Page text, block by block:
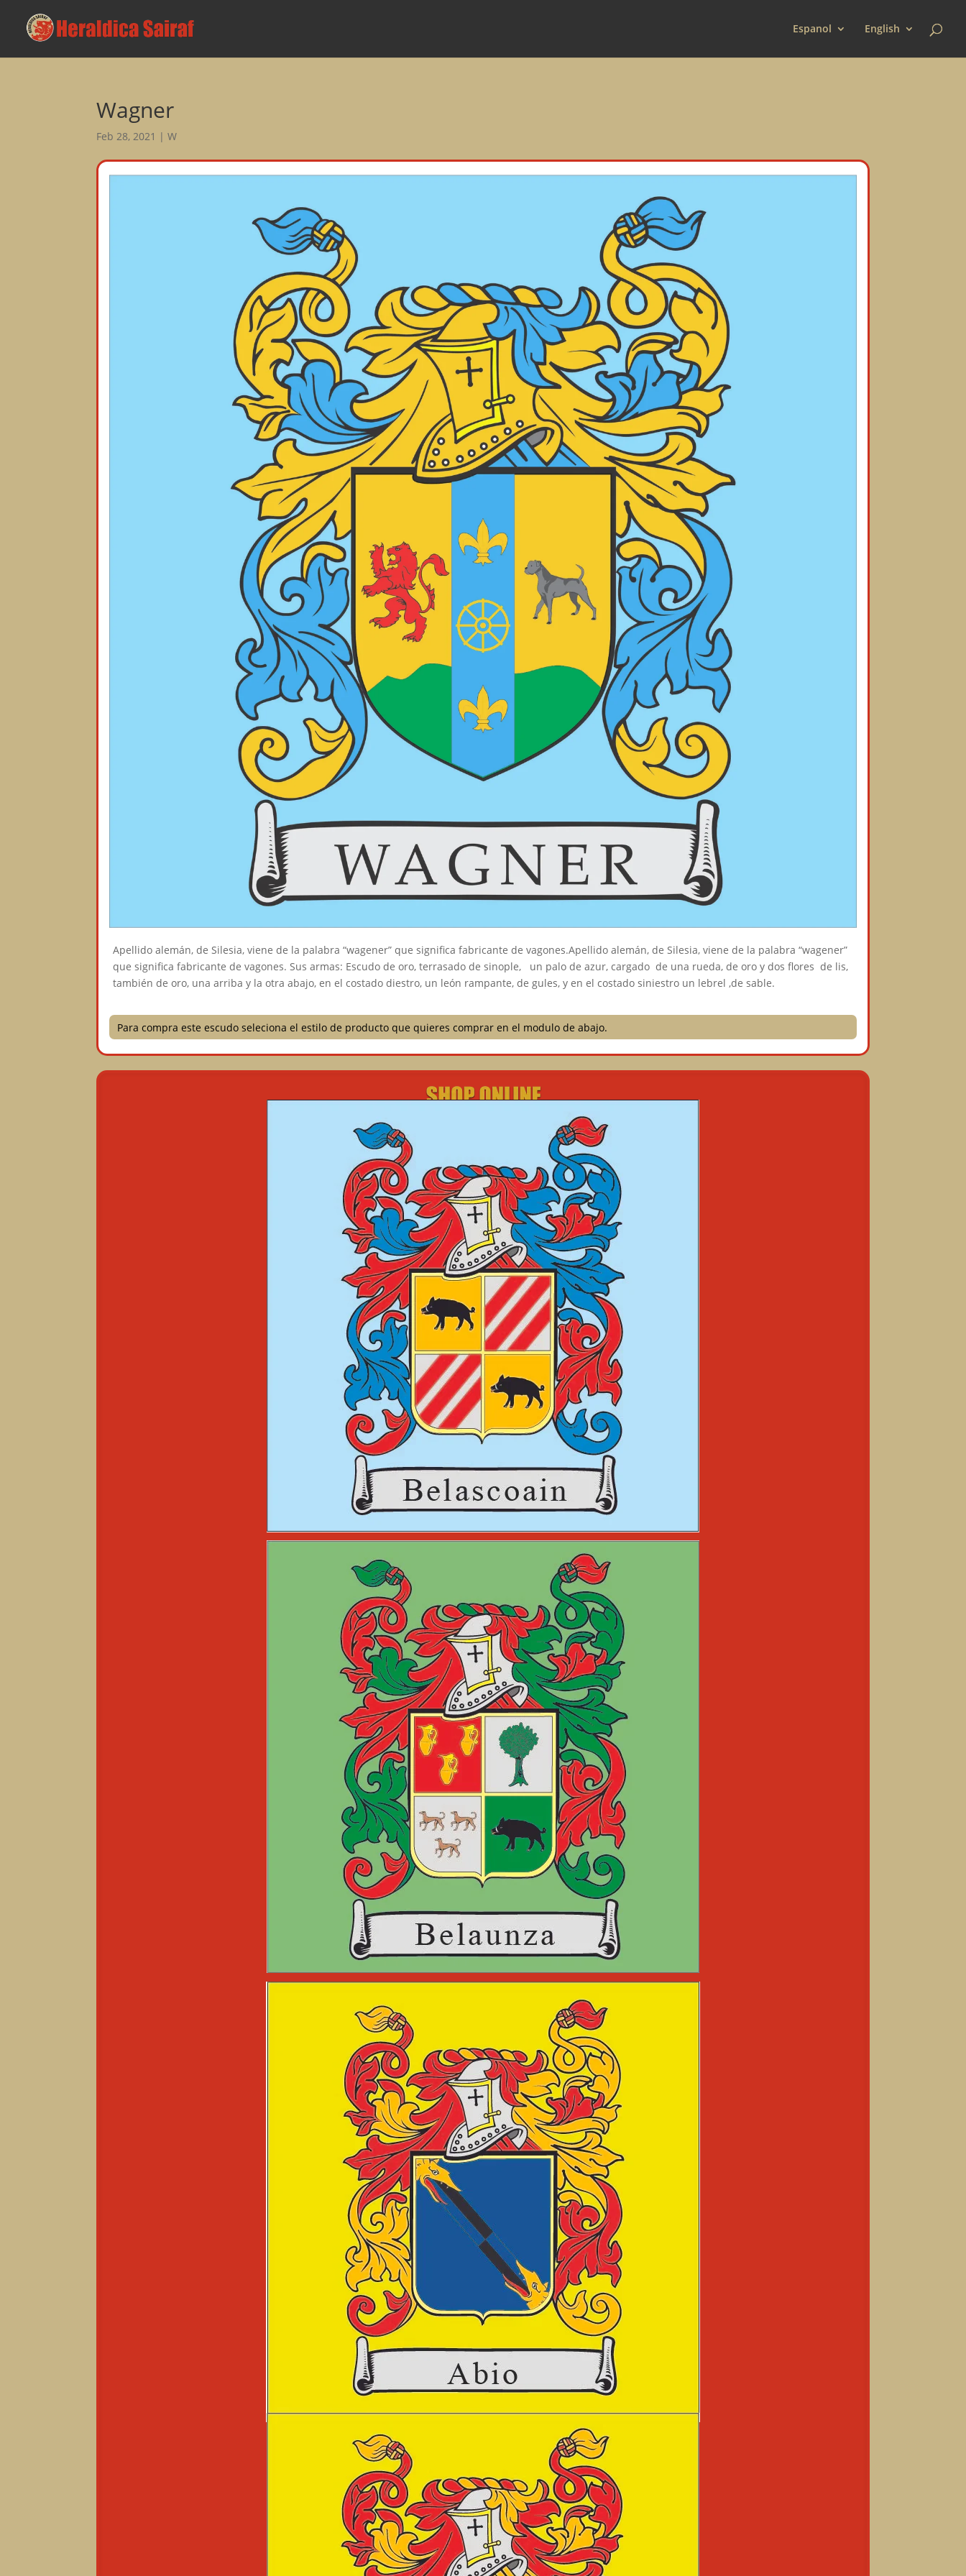
Espanol English
Wagner
Feb 28, 2021 |W
Apellido alemán, de Silesia, viene de la palabra “wagener” que significa fabricante de vagones.Apellido alemán, de Silesia, viene de la palabra “wagener”
que significa fabricante de vagones. Sus armas: Escudo de oro, terrasado de sinople, un palo de azur, cargado de una rueda, de oro y dos flores de lis,
también de oro, una arriba y la otra abajo, en el costado diestro, un león rampante, de gules, y en el costado siniestro un lebrel ,de sable.
Para compra este escudo seleciona el estilo de producto que quieres comprar en el modulo de abajo.